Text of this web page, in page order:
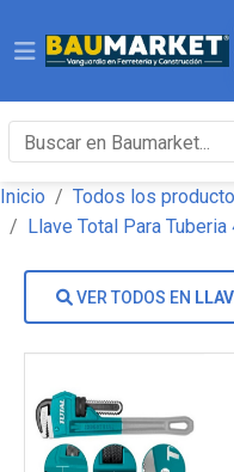
Inicio Todos los
Llave Total Para
VER TODOS EN